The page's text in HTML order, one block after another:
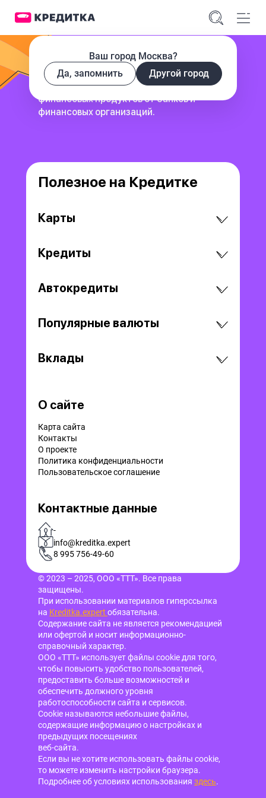
Ваш город Москва?
Да, запомнить
Другой город
сервис для поиска и сравнения
финансовых продуктовот банков и
финансовых организаций.
Полезное на Кредитке
Карты
Кредиты
Автокредиты
Популярные валюты
Вклады
О сайте
Карта сайта
Контакты
О проекте
Политика конфиденциальности
Пользовательское соглашение
Контактные данные
-
info@kreditka.expert
8 995 756-49-60
© 2023 – 2025, ООО «ТТТ». Все права
защищены.
При использовании материалов гиперссылка
на Kreditka.expert обязательна.
Содержание сайта не является рекомендацией
или офертой и носит информационно-
справочный характер.
ООО «ТТТ» использует файлы cookie для того,
чтобы повысить удобство пользователей,
предоставить больше возможностей и
обеспечить должного уровня
работоспособности сайта и сервисов.
Cookie называются небольшие файлы,
содержащие информацию о настройках и
предыдущих посещениях
веб-сайта.
Если вы не хотите использовать файлы cookie,
то можете изменить настройки браузера.
Подробнее об условиях использования здесь.